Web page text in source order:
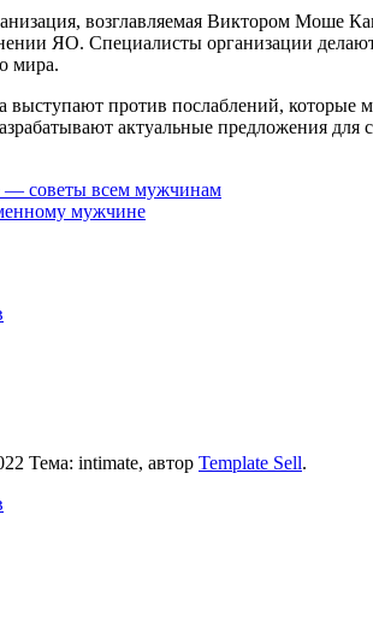
возглавляемая Виктором Моше
ЯО. Специалисты организации
мира.
против послаблений, которые
актуальные предложения
— советы всем мужчинам
мужчине
Тема: intimate, автор Template Sell.